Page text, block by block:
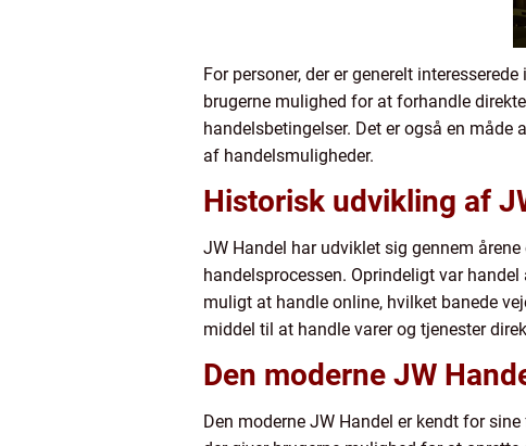
For personer, der er generelt
brugerne mulighed for at forhandle
handelsbetingelser. Det er også en
af handelsmuligheder.
Historisk udvikling af
JW Handel har udviklet sig gennem
handelsprocessen. Oprindeligt var
muligt at handle online, hvilket banede
middel til at handle varer og tjenester
Den moderne JW
Den moderne JW Handel er kendt for